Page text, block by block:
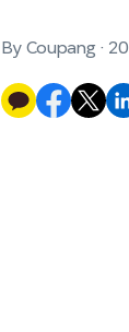
By Coupang ·